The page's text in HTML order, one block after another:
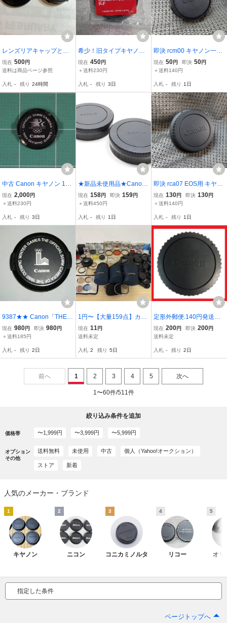
レンズリアキャップとボ
ディキャップ Bセット
キャノンFDマウント 純
現在 500円
送料は商品ページ参照
入札 - 残り 24時間
希少！旧タイプキヤノ
ン カメラカバー R-F
（未開封品）
現在 450円
＋送料230円
入札 - 残り 3日
即決 rcm00 キヤノン一純
正 眼MFレンズ用リアキャ
ップ 送料140円～
現在 50円 即決 50円
＋送料140円
入札 - 残り 1日
中古 Canon キヤノン 198
4年ロスアンゼルスオリン
ピック記念レンズキャッ
現在 2,000円
＋送料230円
入札 - 残り 3日
★新品未使用品★Canon
キャノン EOS ボディキャ
ップ＆レンズリア キャッ
現在 158円 即決 159円
＋送料450円
入札 - 残り 1日
即決 rca07 EOS用 キヤノ
ン純正AF用レンズリアキ
ャップ EFマウント 洗浄
現在 130円 即決 130円
＋送料140円
入札 - 残り 1日
9387★★ Canon「THE O
FFICIAL 35MM CAMERA
OF THE 1980 OLIMPIC W
冬季オリンピック記念 レ
現在 980円 即決 980円
＋送料185円
入札 - 残り 2日
1円〜【大量159点】カメ
ラ用品 アクセサリー まと
め CONTAX Canon Nikon
フィルター キャップ フー
現在 11 円
送料未定
入札 2 残り 5日
定形外郵便.140円発送OK
キヤノン 純正 EFマウ
ント ボディーキャップ
（赤枠.楽）8
現在 200円 即決 200円
送料未定
入札 - 残り 2日
前へ 1 2 3 4 5 次へ
1〜60件/511件
絞り込み条件を追加
価格帯 〜1,999円 〜3,999円 〜5,999円
オプション
その他
送料無料 未使用 中古 個人（Yahoo!オークション）
ストア 新着
人気のメーカー・ブランド
1
キヤノン
2
ニコン
3
コニカミノルタ
4
リコー
5
オリ
指定した条件
ページトップへ